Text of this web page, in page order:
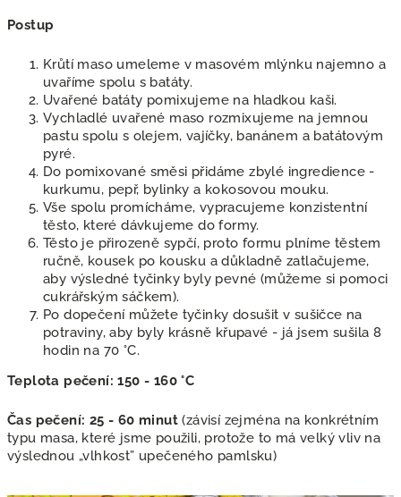
Postup
Krůtí maso umeleme v masovém mlýnku najemno a
uvaříme spolu s batáty.
Uvařené batáty pomixujeme na hladkou kaši.
Vychladlé uvařené maso rozmixujeme na jemnou
pastu spolu s olejem, vajíčky, banánem a batátovým
pyré.
Do pomixované směsi přidáme zbylé ingredience -
kurkumu, pepř, bylinky a kokosovou mouku.
Vše spolu promícháme, vypracujeme konzistentní
těsto, které dávkujeme do formy.
Těsto je přirozeně sypčí, proto formu plníme těstem
ručně, kousek po kousku a důkladně zatlačujeme,
aby výsledné tyčinky byly pevné (můžeme si pomoci
cukrářským sáčkem).
Po dopečení můžete tyčinky dosušit v sušičce na
potraviny, aby byly krásně křupavé - já jsem sušila 8
hodin na 70 °C.
Teplota pečení: 150 - 160 °C
Čas pečení: 25 - 60 minut (závisí zejména na konkrétním
typu masa, které jsme použili, protože to má velký vliv na
výslednou „vlhkost” upečeného pamlsku)